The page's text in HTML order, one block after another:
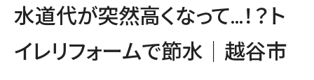
水道代が突然高くなって…！？ト
イレリフォームで節水｜越谷市